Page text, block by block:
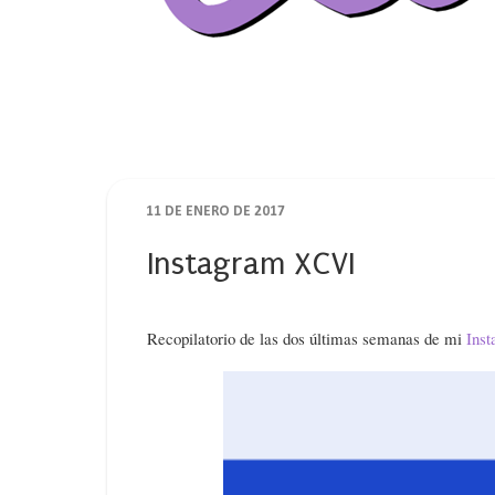
11 DE ENERO DE 2017
Instagram XCVI
Recopilatorio de las dos últimas semanas de mi